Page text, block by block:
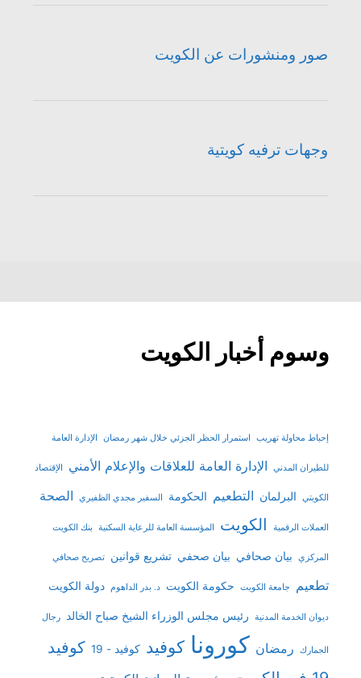
صور ومنشورات عن الكويت
وجهات ترفيه كويتية
وسوم أخبار الكويت
إحباط محاولة تهريب استمرار الحظر الجزئي خلال شهر رمضان الإدارة العامة
للطيران المدني الإدارة العامة للعلاقات والإعلام الأمني الإقتصاد
الكويتي البرلمان التطعيم الحكومة السفير مجدي الظفيري الصحة
العملات الرقمية الكويت المؤسسة العامة للرعاية السكنية بنك الكويت
المركزي بيان صحافي بيان صحفي تشريع قوانين تصريح صحافي
تطعيم جامعة الكويت حكومة الكويت د. بدر الداهوم دولة الكويت
ديوان الخدمة المدنية رئيس مجلس الوزراء الشيخ صباح الخالد رجال
الجمارك رمضان كورونا كوفيد كوفيد - 19
كوفيد